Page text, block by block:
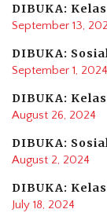
DIBUKA:
September 13,
DIBUKA:
September 1, 2024
DIBUKA:
August 26, 2024
DIBUKA:
August 2, 2024
DIBUKA:
July 18, 2024